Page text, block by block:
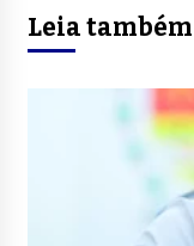
Leia também